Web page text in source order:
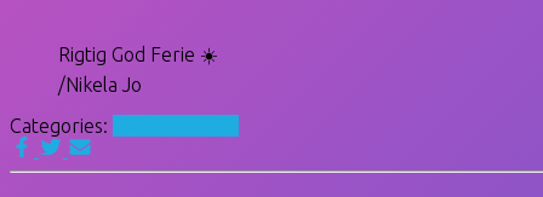
Rigtig God Ferie ☀️
/Nikela Jo
Categories: